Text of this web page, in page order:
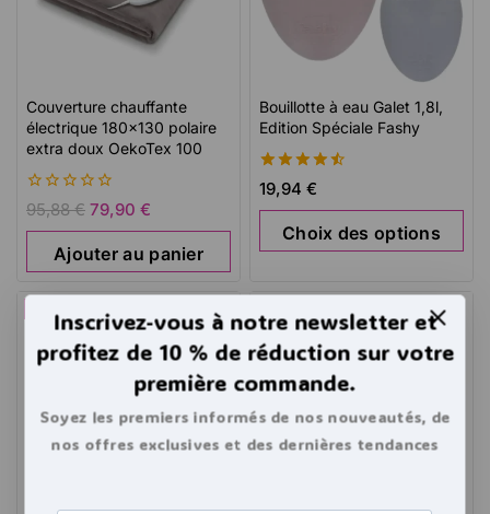
Couverture chauffante
électrique 180×130 polaire
extra doux OekoTex 100
0
de
5
95,88€ 79,90 €
Ajouter au panier
Bouillotte à eau Galet 1,8l,
Edition Spéciale Fashy
4.58
de 5
19,94 €
Choix des options
Inscrivez-vous à notre newsletter et
profitez de 10 % de réduction sur votre
première commande.
Soyez les premiers informés de nos nouveautés, de
nos offres exclusives et des dernières tendances